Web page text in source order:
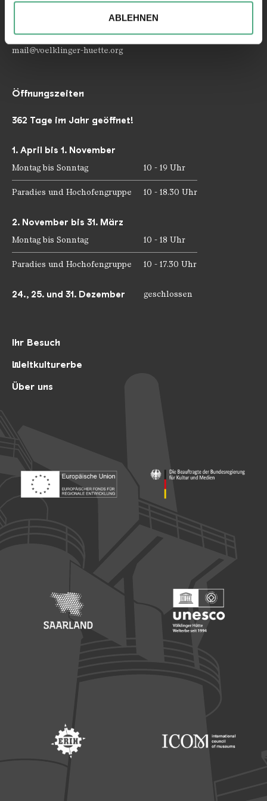
Partner führen diese Informationen möglicherweise mit
weiteren Daten zusammen, die Sie ihnen bereitgestellt
haben oder die sie im Rahmen Ihrer Nutzung der Dienste
ABLEHNEN
Telefon: +49 6898 9100 100
Telefax: +49 6898 9100 111
mail@voelklinger-huette.org
Ihr Besuch
Weltkulturerbe
Über uns
Öffnungszeiten
362 Tage im Jahr geöffnet!
1. April bis 1. November
Montag bis Sonntag 10 - 19 Uhr
Paradies und Hochofengruppe 10 - 18.30 Uhr
2. November bis 31. März
Montag bis Sonntag 10 - 18 Uhr
Paradies und Hochofengruppe 10 - 17.30 Uhr
24., 25. und 31. Dezember geschlossen